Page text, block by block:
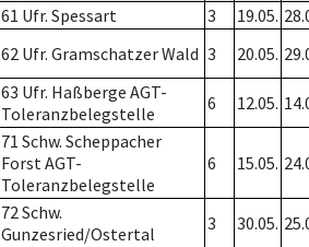
61 Ufr. Spessart 3 19.05.
62 Ufr. Gramschatzer Wald 3 20.05.
63 Ufr. Haßberge AGT-
Toleranzbelegstelle
6 12.05.
71 Schw. Scheppacher
Forst AGT-
Toleranzbelegstelle
6 15.05.
72 Schw.
Gunzesried/Ostertal
3 30.05.